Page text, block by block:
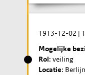
1913-12-02 |
Mogelijke
Rol: veiling
Locatie: Berlijn